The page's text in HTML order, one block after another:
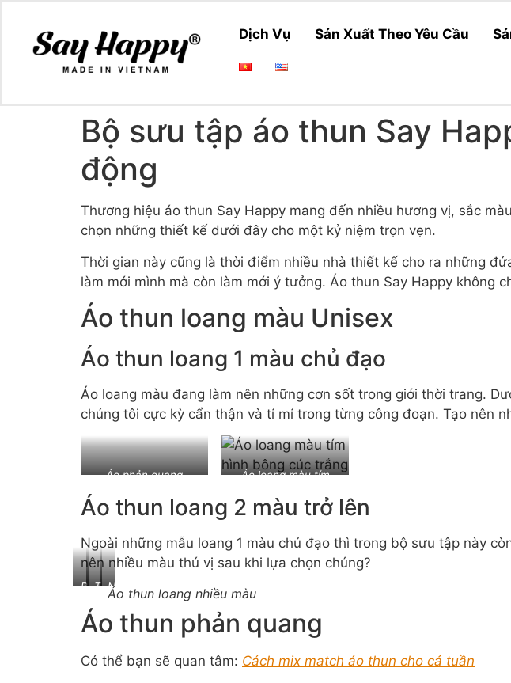
Dịch Vụ Sản Xuất Theo Yêu Cầu
Bộ sưu tập áo thun Say
động
Thương hiệu áo thun Say Happy mang đến nhiều hương vị, sắc
chọn những thiết kế dưới đây cho một kỷ niệm trọn vẹn.
Thời gian này cũng là thời điểm nhiều nhà thiết kế cho ra những
làm mới mình mà còn làm mới ý tưởng. Áo thun Say Happy không
Áo thun loang màu Unisex
Áo thun loang 1 màu chủ đạo
Áo loang màu đang làm nên những cơn sốt trong giới thời trang.
chúng tôi cực kỳ cẩn thận và tỉ mỉ trong từng công đoạn. Tạo nên
Áo phản quang
Áo loang màu tím
Áo thun loang 2 màu trở lên
Ngoài những mẫu loang 1 màu chủ đạo thì trong bộ sưu tập này
nên nhiều màu thú vị sau khi lựa chọn chúng?
BST
thun
loang
vàng
Thiết
kết
hợp
5
Ngoài
ra
cũng
có
mẫu
Áo thun loang nhiều màu
Áo thun phản quang
Có thể bạn sẽ quan tâm: Cách mix match áo thun cho cả tuần